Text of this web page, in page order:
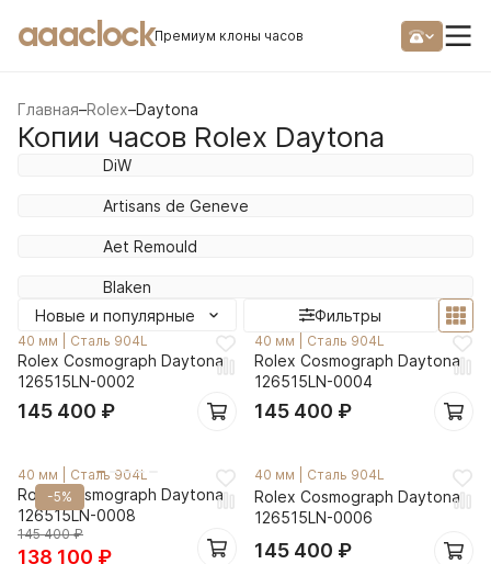
aaaclockПремиум клоны часов
Главная–Rolex–Daytona
Копии часов Rolex Daytona
DiW
Artisans de Geneve
Aet Remould
Blaken
Новые и популярные
Фильтры
40 мм Сталь 904L
Rolex Cosmograph Daytona
126515LN-0002
145 400 ₽
40 мм Сталь 904L
Rolex Cosmograph Daytona
126515LN-0004
145 400 ₽
-5%
40 мм Сталь 904L
Rolex Cosmograph Daytona
126515LN-0008
145 400₽
138 100 ₽
40 мм Сталь 904L
Rolex Cosmograph Daytona
126515LN-0006
145 400 ₽